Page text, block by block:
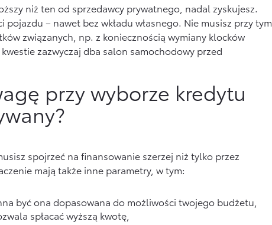
niż ten od sprzedawcy prywatnego, nadal zyskujesz.
pojazdu – nawet bez wkładu własnego. Nie musisz przy tym
związanych, np. z koniecznością wymiany klocków
zazwyczaj dba salon samochodowy przed
przy wyborze kredytu
spojrzeć na finansowanie szerzej niż tylko przez
mają także inne parametry, w tym:
być ona dopasowana do możliwości twojego budżetu,
spłacać wyższą kwotę,